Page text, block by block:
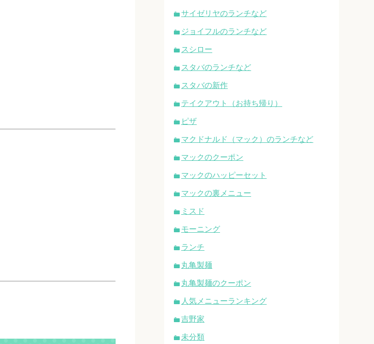
サイゼリヤのランチなど
ジョイフルのランチなど
スシロー
スタバのランチなど
スタバの新作
テイクアウト（お持ち帰り）
ピザ
マクドナルド（マック）のランチなど
マックのクーポン
マックのハッピーセット
マックの裏メニュー
ミスド
モーニング
ランチ
丸亀製麺
丸亀製麺のクーポン
人気メニューランキング
吉野家
未分類